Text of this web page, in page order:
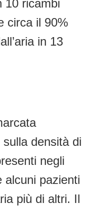
10 ricambi
circa il 90%
in 13
densità di
negli
alcuni pazienti
più di altri. Il